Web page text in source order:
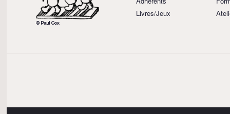
Livres/Jeux